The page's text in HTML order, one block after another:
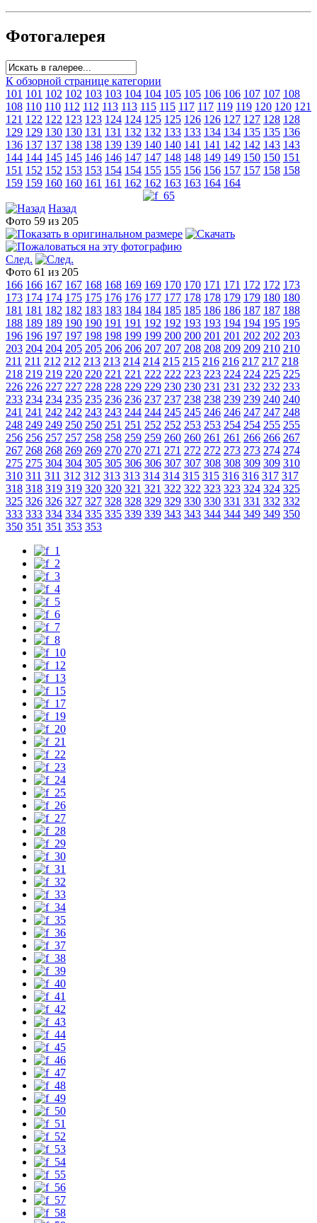
Фотогалерея
К обзорной странице категории
101 101 102 102 103 103 104 104 105 105 106 106 107 107 108
108 110 110 112 112 113 113 115 115 117 117 119 119 120 120 121
121 122 122 123 123 124 124 125 125 126 126 127 127 128 128
129 129 130 130 131 131 132 132 133 133 134 134 135 135 136
136 137 137 138 138 139 139 140 140 141 141 142 142 143 143
144 144 145 145 146 146 147 147 148 148 149 149 150 150 151
151 152 152 153 153 154 154 155 155 156 156 157 157 158 158
159 159 160 160 161 161 162 162 163 163 164 164
Назад
Фото 59 из 205
След.
Фото 61 из 205
166 166 167 167 168 168 169 169 170 170 171 171 172 172 173
173 174 174 175 175 176 176 177 177 178 178 179 179 180 180
181 181 182 182 183 183 184 184 185 185 186 186 187 187 188
188 189 189 190 190 191 191 192 192 193 193 194 194 195 195
196 196 197 197 198 198 199 199 200 200 201 201 202 202 203
203 204 204 205 205 206 206 207 207 208 208 209 209 210 210
211 211 212 212 213 213 214 214 215 215 216 216 217 217 218
218 219 219 220 220 221 221 222 222 223 223 224 224 225 225
226 226 227 227 228 228 229 229 230 230 231 231 232 232 233
233 234 234 235 235 236 236 237 237 238 238 239 239 240 240
241 241 242 242 243 243 244 244 245 245 246 246 247 247 248
248 249 249 250 250 251 251 252 252 253 253 254 254 255 255
256 256 257 257 258 258 259 259 260 260 261 261 266 266 267
267 268 268 269 269 270 270 271 271 272 272 273 273 274 274
275 275 304 304 305 305 306 306 307 307 308 308 309 309 310
310 311 311 312 312 313 313 314 314 315 315 316 316 317 317
318 318 319 319 320 320 321 321 322 322 323 323 324 324 325
325 326 326 327 327 328 328 329 329 330 330 331 331 332 332
333 333 334 334 335 335 339 339 343 343 344 344 349 349 350
350 351 351 353 353